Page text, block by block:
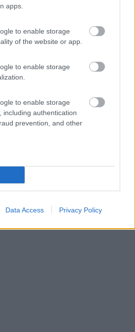
apps.
to enable storage
of the website or app.
to enable storage
to enable storage
including authentication
prevention, and other
Data Access Privacy Policy
8,7 14
con area sosta per una